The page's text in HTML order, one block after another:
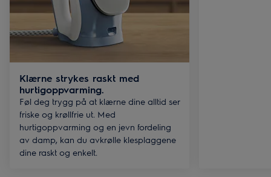
Klærne strykes raskt med
hurtigoppvarming.
Føl deg trygg på at klærne dine alltid ser
friske og krøllfrie ut. Med
hurtigoppvarming og en jevn fordeling
av damp, kan du avkrølle klesplaggene
dine raskt og enkelt.